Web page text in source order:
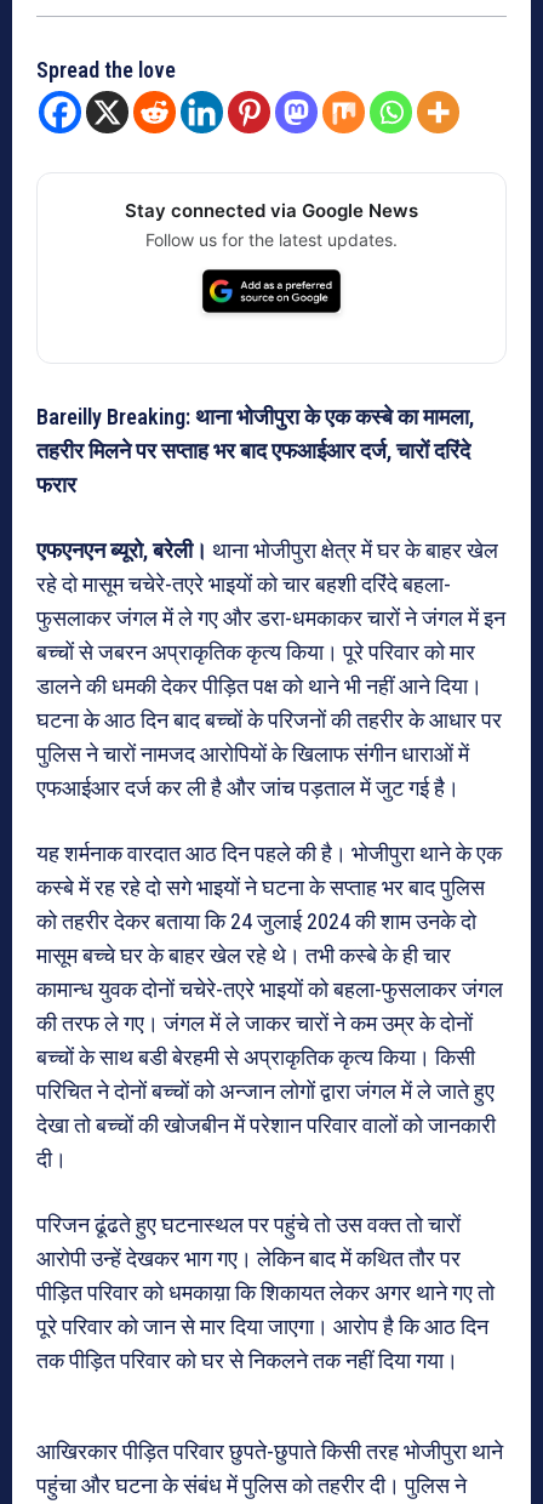
Spread the love
Stay connected via Google News
Follow us for the latest updates.
Bareilly Breaking: थाना भोजीपुरा के एक कस्बे का मामला,
तहरीर मिलने पर सप्ताह भर बाद एफआईआर दर्ज, चारों दरिंदे
फरार
एफएनएन ब्यूरो, बरेली। थाना भोजीपुरा क्षेत्र में घर के बाहर खेल
रहे दो मासूम चचेरे-तएरे भाइयों को चार बहशी दरिंदे बहला-
फुसलाकर जंगल में ले गए और डरा-धमकाकर चारों ने जंगल में इन
बच्चों से जबरन अप्राकृतिक कृत्य किया। पूरे परिवार को मार
डालने की धमकी देकर पीड़ित पक्ष को थाने भी नहीं आने दिया।
घटना के आठ दिन बाद बच्चों के परिजनों की तहरीर के आधार पर
पुलिस ने चारों नामजद आरोपियों के खिलाफ संगीन धाराओं में
एफआईआर दर्ज कर ली है और जांच पड़ताल में जुट गई है।
यह शर्मनाक वारदात आठ दिन पहले की है। भोजीपुरा थाने के एक
कस्बे में रह रहे दो सगे भाइयों ने घटना के सप्ताह भर बाद पुलिस
को तहरीर देकर बताया कि 24 जुलाई 2024 की शाम उनके दो
मासूम बच्चे घर के बाहर खेल रहे थे। तभी कस्बे के ही चार
कामान्ध युवक दोनों चचेरे-तएरे भाइयों को बहला-फुसलाकर जंगल
की तरफ ले गए। जंगल में ले जाकर चारों ने कम उम्र के दोनों
बच्चों के साथ बडी बेरहमी से अप्राकृतिक कृत्य किया। किसी
परिचित ने दोनों बच्चों को अन्जान लोगों द्वारा जंगल में ले जाते हुए
देखा तो बच्चों की खोजबीन में परेशान परिवार वालों को जानकारी
दी।
परिजन ढूंढते हुए घटनास्थल पर पहुंचे तो उस वक्त तो चारों
आरोपी उन्हें देखकर भाग गए। लेकिन बाद में कथित तौर पर
पीड़ित परिवार को धमकाय़ा कि शिकायत लेकर अगर थाने गए तो
पूरे परिवार को जान से मार दिया जाएगा। आरोप है कि आठ दिन
तक पीड़ित परिवार को घर से निकलने तक नहीं दिया गया।
आखिरकार पीड़ित परिवार छुपते-छुपाते किसी तरह भोजीपुरा थाने
पहुंचा और घटना के संबंध में पुलिस को तहरीर दी। पुलिस ने